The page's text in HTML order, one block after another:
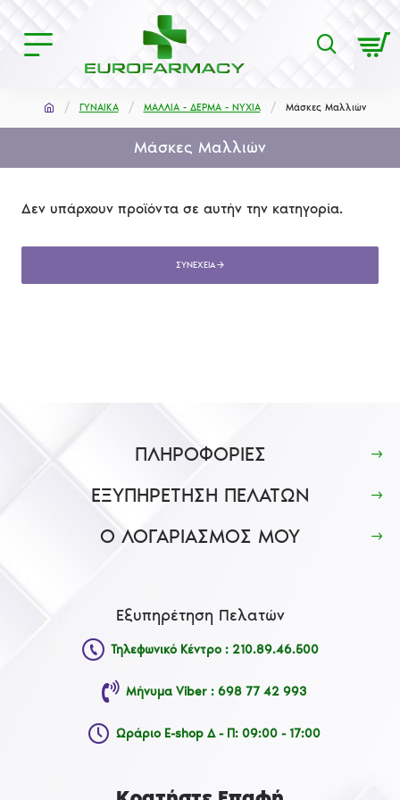
ΓΥΝΑΙΚΑ ΜΑΛΛΙΑ - ΔΕΡΜΑ - ΝΥΧΙΑ Μάσκες Μαλλιών
Μάσκες Μαλλιών
Δεν υπάρχουν προϊόντα σε αυτήν την κατηγορία.
ΣΥΝΈΧΕΙΑ
ΠΛΗΡΟΦΟΡΙΕΣ
ΕΞΥΠΗΡΕΤΗΣΗ ΠΕΛΑΤΩΝ
Ο ΛΟΓΑΡΙΑΣΜΟΣ ΜΟΥ
Εξυπηρέτηση Πελατών
Τηλεφωνικό Κέντρο : 210.89.46.500
Μήνυμα Viber : 698 77 42 993
Ωράριο E-shop Δ - Π: 09:00 - 17:00